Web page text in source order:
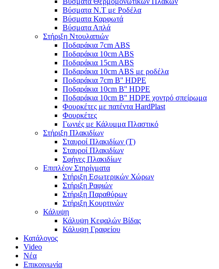
Βύσματα Ν.Τ με Ροδέλα
Βύσματα Καρφωτά
Βύσματα Απλά
Στήριξη Ντουλαπιών
Ποδαράκια 7cm ABS
Ποδαράκια 10cm ABS
Ποδαράκια 15cm ABS
Ποδαράκια 10cm ABS με ροδέλα
Ποδαράκια 7cm B'' HDPE
Ποδαράκια 10cm B'' HDPE
Ποδαράκια 10cm B'' HDPE χοντρό σπείρωμα
Φουρκέτες με πατέντα HardPlast
Φουρκέτες
Γωνιές με Κάλυμμα Πλαστικό
Στήριξη Πλακιδίων
Σταυροί Πλακιδίων (Τ)
Σταυροί Πλακιδίων
Σφήνες Πλακιδίων
Επιπλέον Στηρίγματα
Στήριξη Εσωτερικών Χώρων
Στήριξη Ραφιών
Στήριξη Παραθύρων
Στήριξη Κουρτινών
Κάλυψη
Κάλυψη Κεφαλών Βίδας
Κάλυψη Γραφείου
Κατάλογος
Video
Νέα
Επικοινωνία